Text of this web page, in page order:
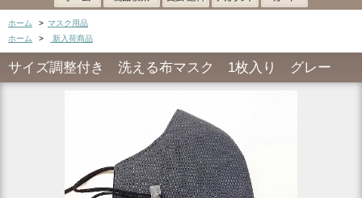
ホーム > マスク用品
ホーム
> 新入荷商品
サイズ調整付き 洗える布マスク 1枚入り グレー